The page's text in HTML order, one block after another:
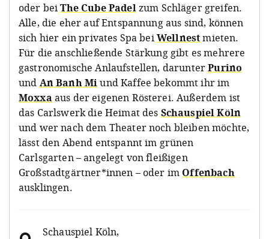
oder beiThe Cube Padelzum Schläger greifen.
Alle, die eher auf Entspannung aus sind, können
sich hier ein privates Spa beiWellnestmieten.
Für die anschließende Stärkung gibt es mehrere
gastronomische Anlaufstellen, darunterPurino
und An Banh Miund Kaffee bekommt ihr im
Moxxa aus der eigenen Rösterei. Außerdem ist
das Carlswerk die Heimat des Schauspiel Köln
und wer nach dem Theater noch bleiben möchte,
lässt den Abend entspannt im grünen
Carlsgarten – angelegt von fleißigen
Großstadtgärtner*innen – oder im Offenbach
ausklingen.
Schauspiel Köln,